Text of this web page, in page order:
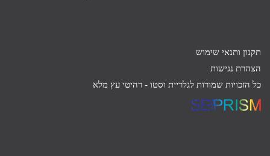
תקנון ותנאי שימוש
הצהרת נגישות
כל הזכויות שמורות לגלריית וסטו - רהיטי עץ מלא